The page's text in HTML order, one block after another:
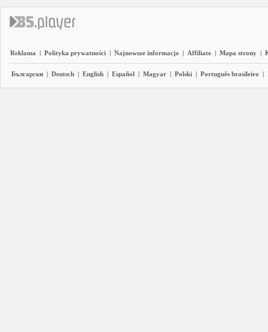
Reklama | Polityka prywatności | Najnowsze informacje | Affiliate | Mapa strony |
Български | Deutsch | English | Español | Magyar | Polski | Português brasileiro |